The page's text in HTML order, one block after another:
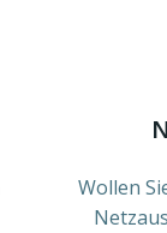
Wollen